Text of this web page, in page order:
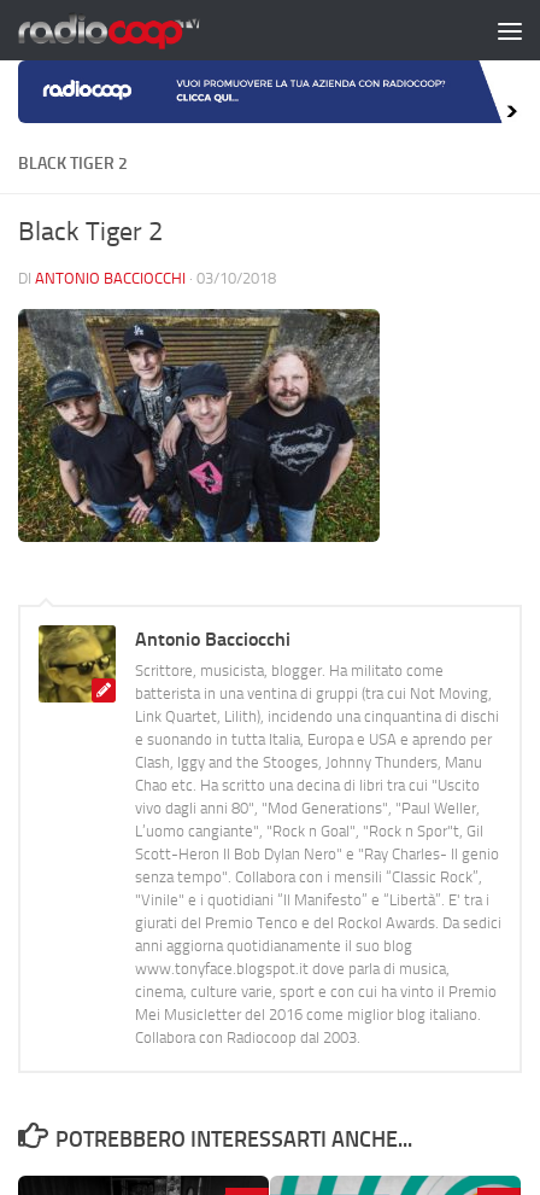
Salta al contenuto
BLACK TIGER 2
Black Tiger 2
DI ANTONIO BACCIOCCHI · 03/10/2018
Antonio Bacciocchi
Scrittore, musicista, blogger. Ha militato come
batterista in una ventina di gruppi (tra cui Not Moving,
Link Quartet, Lilith), incidendo una cinquantina di dischi
e suonando in tutta Italia, Europa e USA e aprendo per
Clash, Iggy and the Stooges, Johnny Thunders, Manu
Chao etc. Ha scritto una decina di libri tra cui "Uscito
vivo dagli anni 80", "Mod Generations", "Paul Weller,
L’uomo cangiante", "Rock n Goal", "Rock n Spor"t, Gil
Scott-Heron Il Bob Dylan Nero" e "Ray Charles- Il genio
senza tempo". Collabora con i mensili “Classic Rock”,
"Vinile" e i quotidiani “Il Manifesto” e “Libertà”. E' tra i
giurati del Premio Tenco e del Rockol Awards. Da sedici
anni aggiorna quotidianamente il suo blog
www.tonyface.blogspot.it dove parla di musica,
cinema, culture varie, sport e con cui ha vinto il Premio
Mei Musicletter del 2016 come miglior blog italiano.
Collabora con Radiocoop dal 2003.
POTREBBERO INTERESSARTI ANCHE...